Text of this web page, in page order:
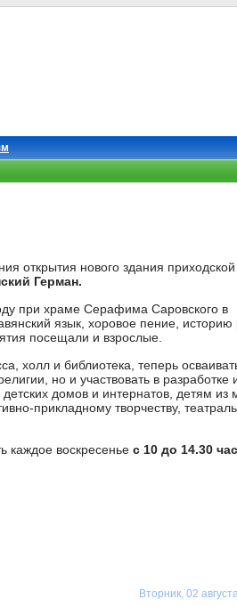
открытия нового здания
Герман.
при храме Серафима Саровского в
язык, хоровое пение, историю
посещали и взрослые.
холл и библиотека, теперь
но и участвовать в разработке
домов и интернатов, детям
прикладному творчеству,
каждое воскресенье с 10 до 14.30
Вторник, 02